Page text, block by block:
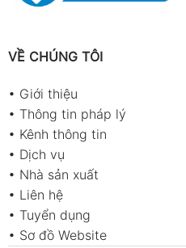
VỀ CHÚNG TÔI
• Giới thiệu
• Thông tin pháp lý
• Kênh thông tin
• Dịch vụ
• Nhà sản xuất
• Liên hệ
• Tuyển dụng
• Sơ đồ Website